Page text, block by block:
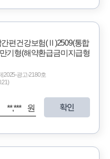
간편건강보험(Ⅱ)2509(통합
기형(해약환급금미지급형
2025-광고-2180호
**,*** 원 확인